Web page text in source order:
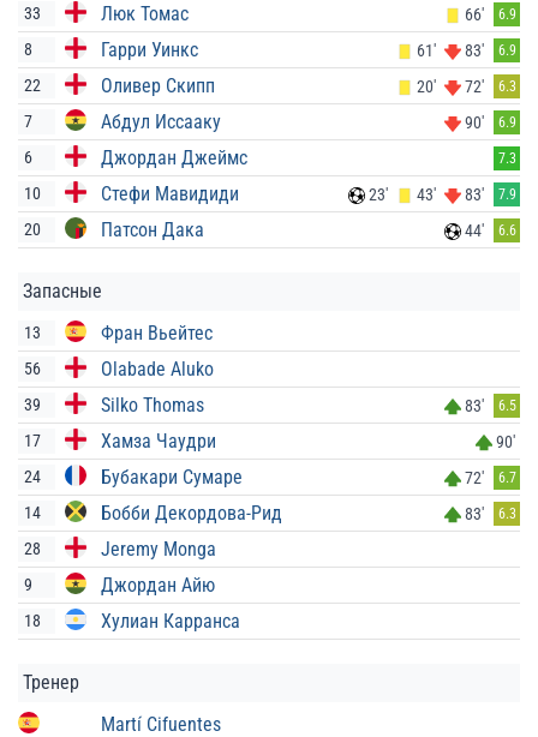
33 Люк Томас 66' 6.9
8 Гарри Уинкс 61' 83' 6.9
22 Оливер Скипп 20' 72' 6.3
7 Абдул Иссааку 90' 6.9
6 Джордан Джеймс 7.3
10 Стефи Мавидиди 23' 43' 83' 7.9
20 Патсон Дака 44' 6.6
Запасные
13 Фран Вьейтес
56 Olabade Aluko
39 Silko Thomas 83' 6.5
17 Хамза Чаудри
90'
24
Бубакари Сумаре 72' 6.7
14 Бобби Декордова-Рид 83' 6.3
28 Jeremy Monga
9 Джордан Айю
18 Хулиан Карранса
Тренер
Martí Cifuentes